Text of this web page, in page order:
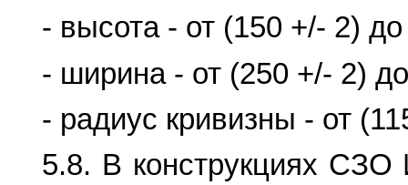
- высота - от (150 +/- 2)
- ширина - от (250 +/- 2)
- радиус кривизны - от
5.8. В конструкциях СЗО